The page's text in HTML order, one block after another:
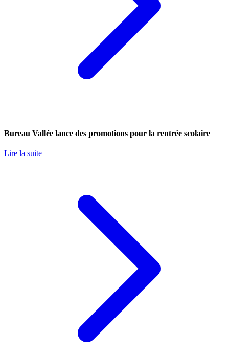
Bureau Vallée lance des promotions pour la rentrée scolaire
Lire la suite